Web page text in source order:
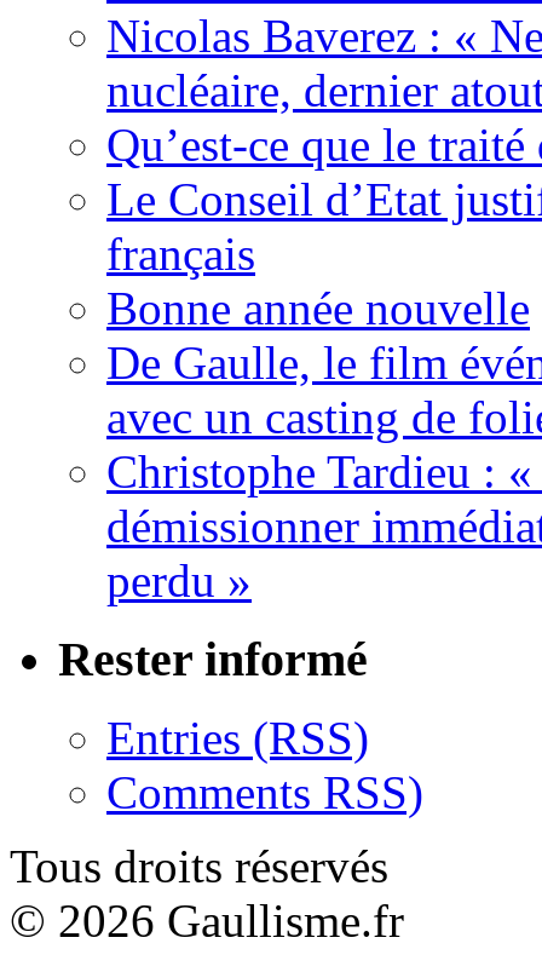
Nicolas Baverez : «
nucléaire, dernier
Qu’est-ce que le traité
Le Conseil d’Etat
français
Bonne année nouvelle
De Gaulle, le film
avec un casting de
Christophe Tardieu : «
démissionner
perdu »
Rester informé
Entries (RSS)
Comments RSS)
Tous droits réservés
© 2026 Gaullisme.fr